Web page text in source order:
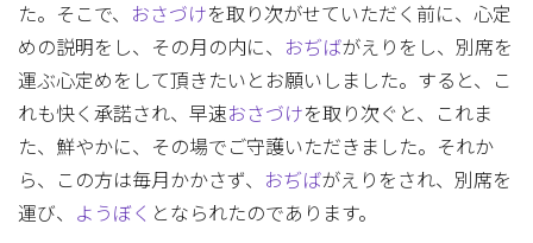
た。そこで、
おさづけを取り次がせていただく前に、心定
めの説明をし、その月の内に、
おぢばがえりをし、別席を
運ぶ心定めをして頂きたいとお願いしました。すると、こ
れも快く承諾され、早速おさづけを取り次ぐと、これま
た、鮮やかに、その場でご守護いただきました。それか
ら、この方は毎月かかさず、
おぢばがえりをされ、別席を
運び、
ようぼく となられたのであります。